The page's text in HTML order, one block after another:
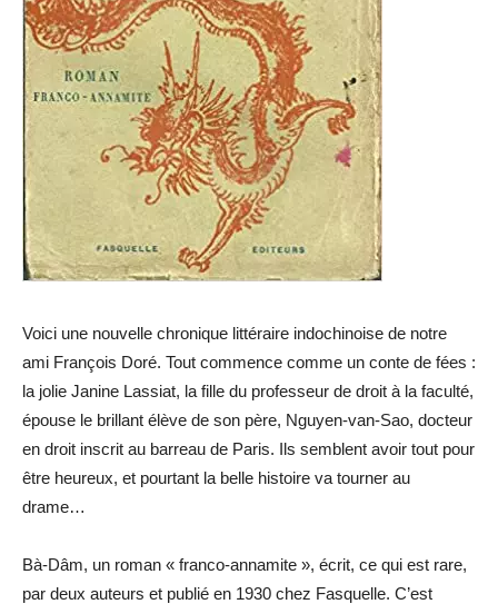
Voici une nouvelle chronique littéraire indochinoise de notre
ami François Doré. Tout commence comme un conte de fées :
la jolie Janine Lassiat, la fille du professeur de droit à la faculté,
épouse le brillant élève de son père, Nguyen-van-Sao, docteur
en droit inscrit au barreau de Paris. Ils semblent avoir tout pour
être heureux, et pourtant la belle histoire va tourner au
drame…
Bà-Dâm, un roman « franco-annamite », écrit, ce qui est rare,
par deux auteurs et publié en 1930 chez Fasquelle. C’est